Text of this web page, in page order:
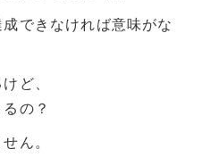
できなければ意味がな
ど、
の？
ん。